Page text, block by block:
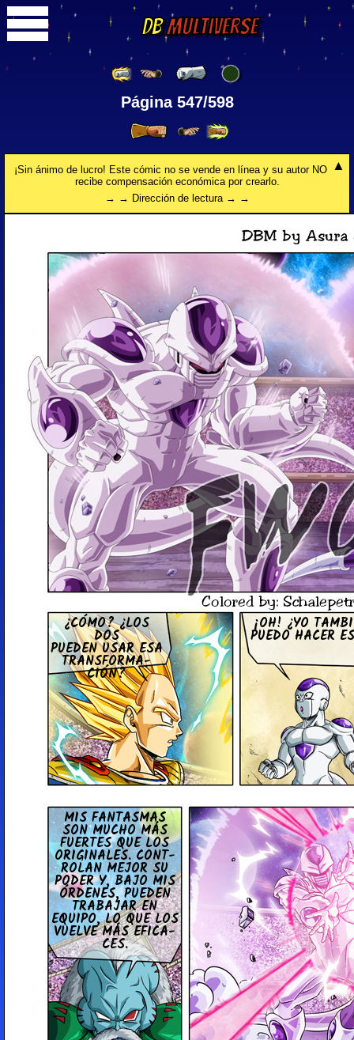
DBMultiverse
Página 547/598
¡Sin ánimo de lucro! Este cómic no se vende en línea y su autor NO
recibe compensación económica por crearlo.
→ → Dirección de lectura → →
¿CÓMO? ¿LOS
DOS
PUEDEN USAR ESA
TRA­N­S­FO­R­MA­
CIÓN?
¡OH! ¿YO
PUEDO HACER
MIS FA­N­TA­S­MAS
SON MUCHO MÁS
FUERTES QUE LOS
ORI­GI­NA­LES. CO­N­T­
RO­LAN MEJOR SU
PODER Y, BAJO MIS
ÓRDENES, PUEDEN
TRA­BA­JAR EN
EQUIPO, LO QUE LOS
VUELVE MÁS EFI­CA­
CES.